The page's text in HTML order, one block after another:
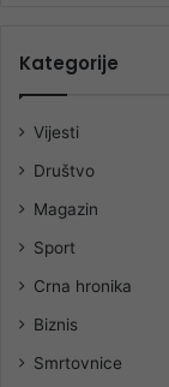
Kategorije
Vijesti
Društvo
Magazin
Sport
Crna hronika
Biznis
Smrtovnice